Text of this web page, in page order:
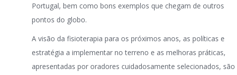
Portugal, bem como bons exemplos que chegam de outros
pontos do globo.
A visão da fisioterapia para os próximos anos, as políticas e
estratégia a implementar no terreno e as melhoras práticas,
apresentadas por oradores cuidadosamente selecionados, são